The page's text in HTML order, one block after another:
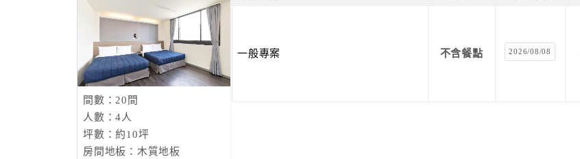
間數：20間
人數：4人
坪數：約10坪
房間地板：木質地板
一般專案 不含餐點 2026/08/08